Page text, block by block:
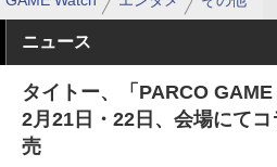
ニュース
タイトー、「PARCO GAME
2月21日・22日、会場にて
売